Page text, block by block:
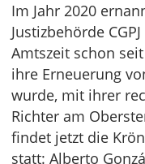
Im Jahr 2020
Justizbehörde
Amtszeit schon
ihre Erneuerung
wurde, mit ihrer
Richter am
findet jetzt die
statt: Alberto